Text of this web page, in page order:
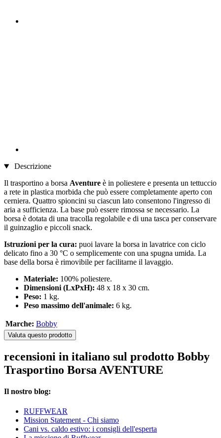
Descrizione
Il trasportino a borsa Aventure è in poliestere e presenta un tettuccio
a rete in plastica morbida che può essere completamente aperto con
cerniera. Quattro spioncini su ciascun lato consentono l'ingresso di
aria a sufficienza. La base può essere rimossa se necessario. La
borsa è dotata di una tracolla regolabile e di una tasca per conservare
il guinzaglio e piccoli snack.
Istruzioni per la cura: puoi lavare la borsa in lavatrice con ciclo
delicato fino a 30 °C o semplicemente con una spugna umida. La
base della borsa è rimovibile per facilitarne il lavaggio.
Materiale: 100% poliestere.
Dimensioni (LxPxH): 48 x 18 x 30 cm.
Peso: 1 kg.
Peso massimo dell'animale: 6 kg.
Marche: Bobby
Valuta questo prodotto
recensioni in italiano sul prodotto Bobby
Trasportino Borsa AVENTURE
Il nostro blog:
RUFFWEAR
Mission Statement - Chi siamo
Cani vs. caldo estivo: i consigli dell'esperta